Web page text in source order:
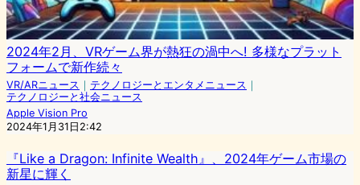
2024年2月、VRゲーム界が熱狂の渦中へ! 多様なプラット
フォームで新作続々
VR/ARニュース ｜ テクノロジーとエンタメニュース ｜
テクノロジーと社会ニュース
Apple Vision Pro
2024年1月31日2:42
『Like a Dragon: Infinite Wealth』、2024年ゲーム市場の
新星に輝く